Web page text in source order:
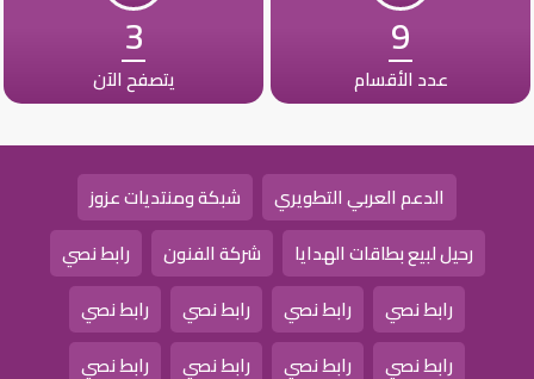
9
عدد الأقسام
3
يتصفح الآن
الدعم العربي التطويري
شبكة ومنتديات عزوز
رحيل لبيع بطاقات الهدايا
شركة الفنون
رابط نصي
رابط نصي
رابط نصي رابط نصي
رابط نصي
رابط نصي
رابط نصي رابط نصي رابط نصي